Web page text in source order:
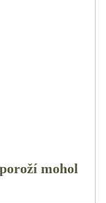
mohol